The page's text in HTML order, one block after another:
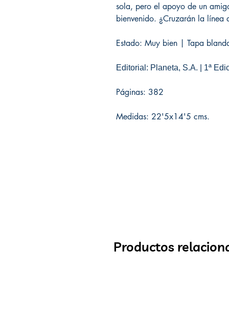
sola, pero el apoyo de un
bienvenido. ¿Cruzarán la línea
Estado: Muy bien | Tapa
Editorial: Planeta, S.A. | 1ª
Páginas: 382
Medidas: 22'5x14'5 cms.
Productos